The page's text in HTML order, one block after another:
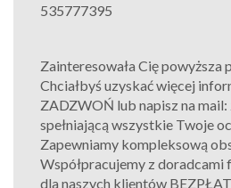
535777395
Zainteresowała Cię powyższa
Chciałbyś uzyskać więcej
ZADZWOŃ lub napisz na
spełniającą wszystkie Twoje
Zapewniamy kompleksową
Współpracujemy z
dla naszych klientów